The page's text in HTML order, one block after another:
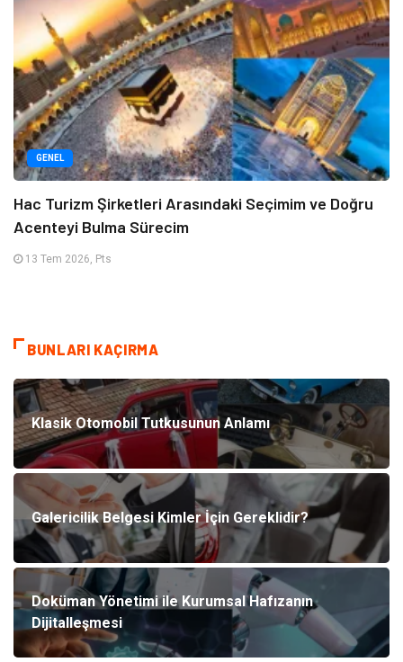
GENEL
Hac Turizm Şirketleri Arasındaki Seçimim ve Doğru
Acenteyi Bulma Sürecim
13 Tem 2026, Pts
BUNLARI KAÇIRMA
Klasik Otomobil Tutkusunun Anlamı
Galericilik Belgesi Kimler İçin Gereklidir?
Doküman Yönetimi ile Kurumsal Hafızanın
Dijitalleşmesi